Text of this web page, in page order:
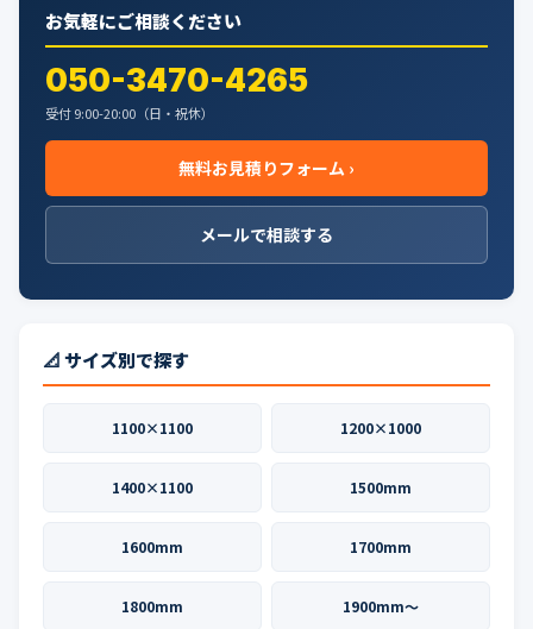
お気軽にご相談ください
050-3470-4265
受付 9:00-20:00（日・祝休）
無料お見積りフォーム ›
メールで相談する
📐 サイズ別で探す
1100×1100 1200×1000
1400×1100 1500mm
1600mm 1700mm
1800mm 1900mm〜